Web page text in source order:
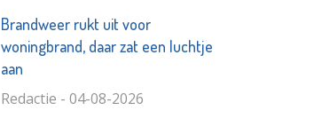
Brandweer rukt uit voor
woningbrand, daar zat een luchtje
aan
Redactie - 04-08-2026